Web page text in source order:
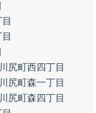
川尻町西四丁目
川尻町森一丁目
川尻町森四丁目